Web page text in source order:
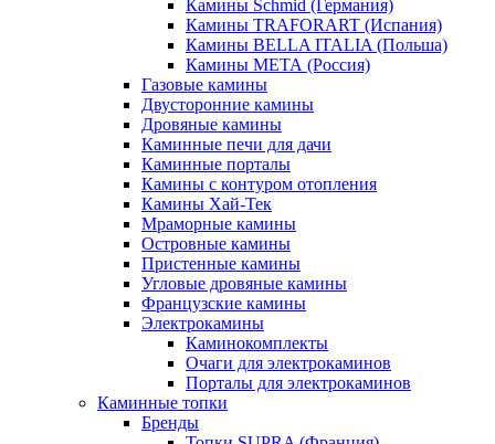
Камины Schmid (Германия)
Камины TRAFORART (Испания)
Камины BELLA ITALIA (Польша)
Камины МЕТА (Россия)
Газовые камины
Двусторонние камины
Дровяные камины
Каминные печи для дачи
Каминные порталы
Камины с контуром отопления
Камины Хай-Тек
Мраморные камины
Островные камины
Пристенные камины
Угловые дровяные камины
Французские камины
Электрокамины
Каминокомплекты
Очаги для электрокаминов
Порталы для электрокаминов
Каминные топки
Бренды